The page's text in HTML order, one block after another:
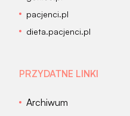
pacjenci.pl
dieta.pacjenci.pl
PRZYDATNE LINKI
Archiwum